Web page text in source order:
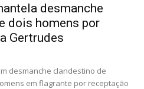
desmanche
dois homens por
Gertrudes
desmanche clandestino de
em flagrante por receptação